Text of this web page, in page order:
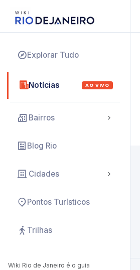
Explorar Tudo
Notícias AO VIVO
Bairros
Blog Rio
Cidades
Pontos Turísticos
Trilhas
Wiki Rio de Janeiro é o guia